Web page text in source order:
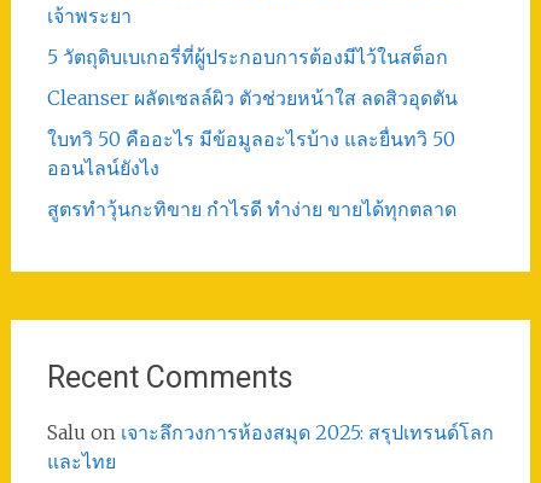
เจ้าพระยา
5 วัตถุดิบเบเกอรี่ที่ผู้ประกอบการต้องมีไว้ในสต็อก
Cleanser ผลัดเซลล์ผิว ตัวช่วยหน้าใส ลดสิวอุดตัน
ใบทวิ 50 คืออะไร มีข้อมูลอะไรบ้าง และยื่นทวิ 50
ออนไลน์ยังไง
สูตรทําวุ้นกะทิขาย กำไรดี ทำง่าย ขายได้ทุกตลาด
Recent Comments
Salu on เจาะลึกวงการห้องสมุด 2025: สรุปเทรนด์โลก
และไทย